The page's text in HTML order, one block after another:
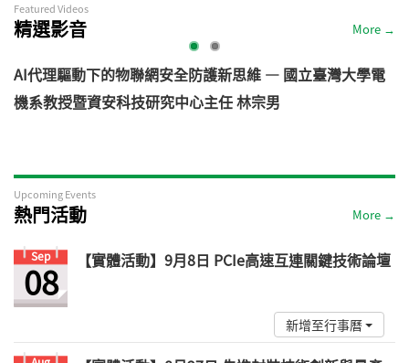
Featured Videos
精選影音 More →
AI代理驅動下的物聯網安全防護新思維 — 國立臺灣大學電
機系教授暨資安科技研究中心主任 林宗男
Upcoming Events
熱門活動 More →
Sep
08 【實體活動】9月8日 PCIe高速互連關鍵技術論壇
新增至行事曆